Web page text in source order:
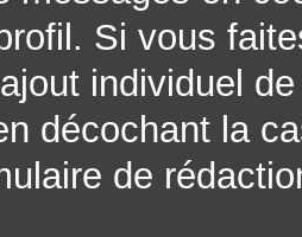
Si vous
individuel
décochant la
de